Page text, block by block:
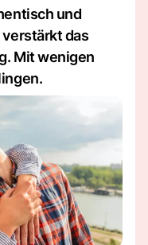
und
das
Mit wenigen